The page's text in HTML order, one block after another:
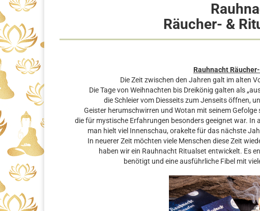
Räucher- &
Rauhnacht
Die Zeit zwischen den Jahren galt im alten
Die Tage von Weihnachten bis Dreikönig galten als
die Schleier vom Diesseits zum Jenseits öffnen,
Geister herumschwirren und Wotan mit seinem Gefolge
die für mystische Erfahrungen besonders geeignet war. In
man hielt viel Innenschau, orakelte für das nächste
In neuerer Zeit möchten viele Menschen diese Zeit
haben wir ein Rauhnacht Ritualset entwickelt. Es
benötigt und eine ausführliche Fibel mit